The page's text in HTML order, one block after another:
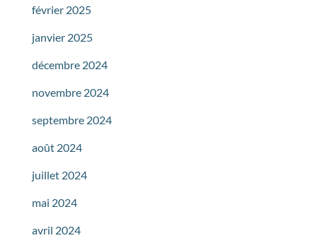
février 2025
janvier 2025
décembre 2024
novembre 2024
septembre 2024
août 2024
juillet 2024
mai 2024
avril 2024